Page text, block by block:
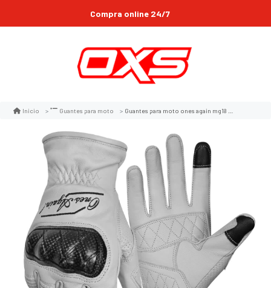
Despachos gratis en la Region metropolitana*
Inicio Guantes para moto Guantes para moto ones again mg18 con protecciones clasico